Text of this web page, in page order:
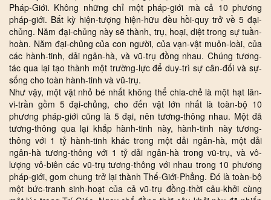
Pháp-Giới. Không những chỉ một pháp-giới mà cả 10 phương
pháp-giới. Bất kỳ hiện-tượng hiện-hữu đều hồi-quy trở về 5 đại-
chủng. Năm đại-chủng này sẽ thành, trụ, hoại, diệt trong sự tuần-
hoàn. Năm đại-chủng của con người, của vạn-vật muôn-loài, của
các hành-tinh, dải ngân-hà, và vũ-trụ đồng nhau. Chúng tương-
tác qua lại tạo thành một trường-lực để duy-trì sự cân-đối và sự-
sống cho toàn hành-tinh và vũ-trụ.
Như vậy, một vật nhỏ bé nhất không thể chia-chẻ là một hạt lân-
vi-trần gồm 5 đại-chủng, cho đến vật lớn nhất là toàn-bộ 10
phương pháp-giới cũng là 5 đại, nên tương-thông nhau. Một đã
tương-thông qua lại khắp hành-tinh này, hành-tinh này tương-
thông với 1 tỷ hành-tinh khác trong một dải ngân-hà, một dải
ngân-hà tương-thông với 1 tỷ dải ngân-hà trong vũ-trụ, và vô-
lượng vô-biên các vũ-trụ tương-thông với nhau trong 10 phương
pháp-giới, gom chung trở lại thành Thế-Giới-Phẳng. Đó là toàn-bộ
một bức-tranh sinh-hoạt của cả vũ-trụ đồng-thời câu-khởi cùng